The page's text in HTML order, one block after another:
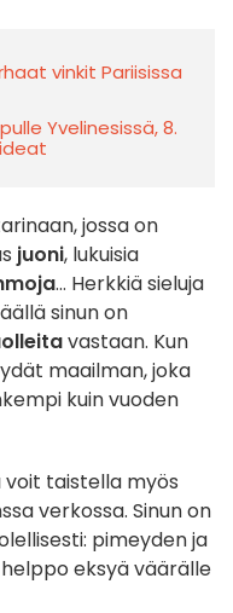
vinkit Pariisissa
Yvelinesissä, 8.
jossa on
juoni, lukuisia
... Herkkiä sieluja
sinun on
vastaan. Kun
maailman, joka
kuin vuoden
voit taistella myös
verkossa. Sinun on
pimeyden ja
eksyä väärälle